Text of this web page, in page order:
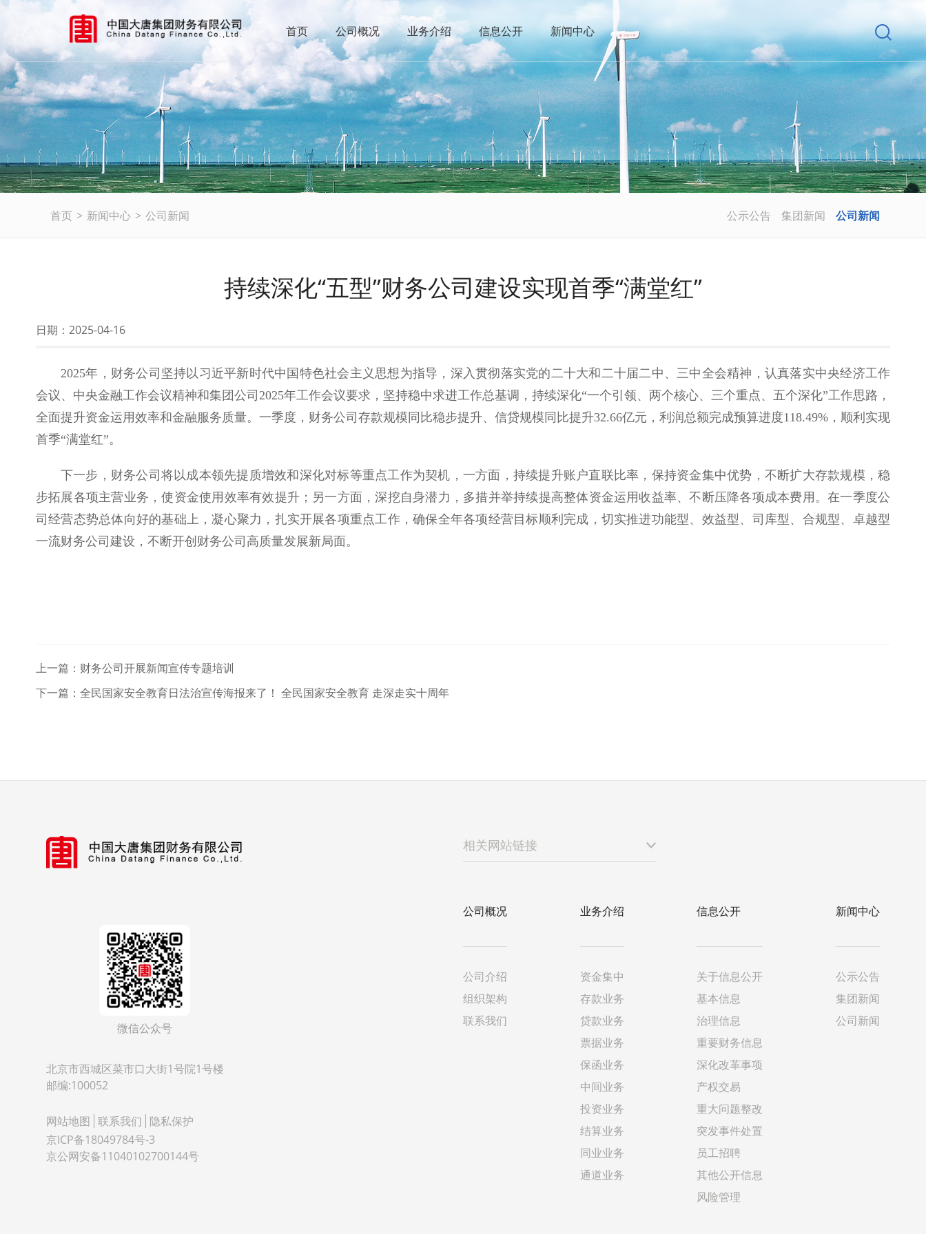
首页 公司概况 业务介绍 信息公开 新闻中心
首页 > 新闻中心 > 公司新闻 公示公告 集团新闻 公司新闻
持续深化“五型”财务公司建设实现首季“满堂红”
日期： 2025-04-16
2025年，财务公司坚持以习近平新时代中国特色社会主义思想为指导，深入贯彻落实党的二十大和二十届二中、三中全会精神，认真落实中央经济工作
会议、中央金融工作会议精神和集团公司2025年工作会议要求，坚持稳中求进工作总基调，持续深化“一个引领、两个核心、三个重点、五个深化”工作思路，
全面提升资金运用效率和金融服务质量。一季度，财务公司存款规模同比稳步提升、信贷规模同比提升32.66亿元，利润总额完成预算进度118.49%，顺利实现
首季“满堂红”。
下一步，财务公司将以成本领先提质增效和深化对标等重点工作为契机，一方面，持续提升账户直联比率，保持资金集中优势，不断扩大存款规模，稳
步拓展各项主营业务，使资金使用效率有效提升；另一方面，深挖自身潜力，多措并举持续提高整体资金运用收益率、不断压降各项成本费用。在一季度公
司经营态势总体向好的基础上，凝心聚力，扎实开展各项重点工作，确保全年各项经营目标顺利完成，切实推进功能型、效益型、司库型、合规型、卓越型
一流财务公司建设，不断开创财务公司高质量发展新局面。
上一篇： 财务公司开展新闻宣传专题培训
下一篇： 全民国家安全教育日法治宣传海报来了！ 全民国家安全教育 走深走实十周年
微信公众号
北京市西城区菜市口大街1号院1号楼
邮编:100052
网站地图 联系我们 隐私保护
京ICP备18049784号-3
京公网安备11040102700144号
公司概况
公司介绍
组织架构
联系我们
业务介绍
资金集中
存款业务
贷款业务
票据业务
保函业务
中间业务
投资业务
结算业务
同业业务
通道业务
信息公开
关于信息公开
基本信息
治理信息
重要财务信息
深化改革事项
产权交易
重大问题整改
突发事件处置
员工招聘
其他公开信息
风险管理
新闻中心
公示公告
集团新闻
公司新闻